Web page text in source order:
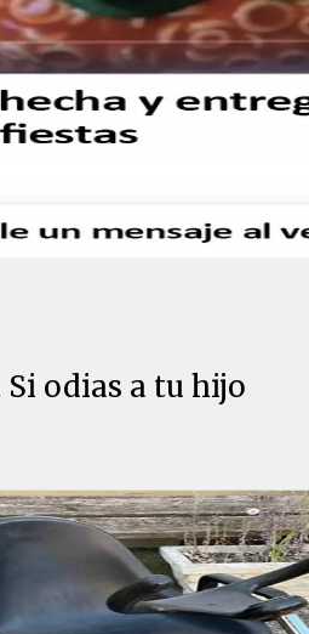
Si odias a tu hijo